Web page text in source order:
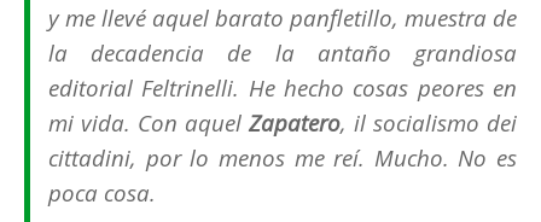
y me llevé aquel barato panfletillo, muestra de
la decadencia de la antaño grandiosa
editorial Feltrinelli. He hecho cosas peores en
mi vida. Con aquel Zapatero, il socialismo dei
cittadini, por lo menos me reí. Mucho. No es
poca cosa.